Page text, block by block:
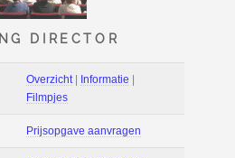
CASTING DIRECTOR